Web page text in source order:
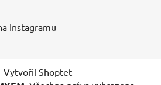
Instagramu
Vytvořil Shoptet